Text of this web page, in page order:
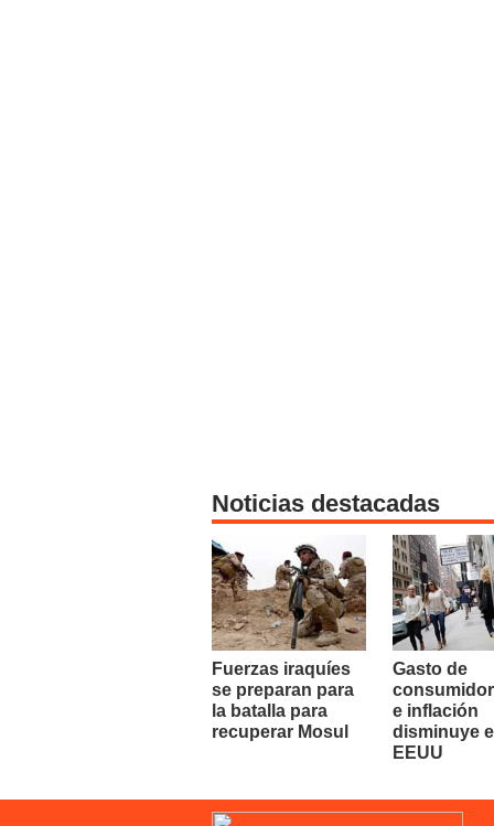
Noticias destacadas
Fuerzas iraquíes
se preparan para
la batalla para
recuperar Mosul
Gasto de
e inflación
disminuye
EEUU